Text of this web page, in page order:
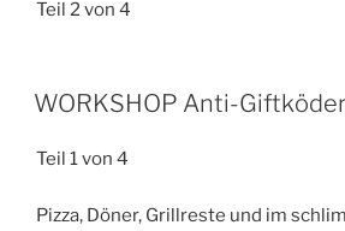
Teil 2 von 4
WORKSHOP Anti-
Teil 1 von 4
Pizza, Döner, Grillreste und im